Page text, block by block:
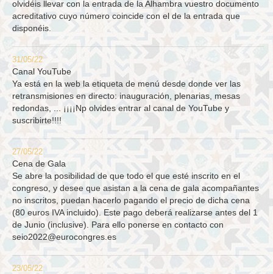
olvidéis llevar con la entrada de la Alhambra vuestro documento
acreditativo cuyo número coincide con el de la entrada que
disponéis.
31/05/22
Canal YouTube
Ya está en la web la etiqueta de menú desde donde ver las
retransmisiones en directo: inauguración, plenarias, mesas
redondas, ... ¡¡¡¡Np olvides entrar al canal de YouTube y
suscribirte!!!!
27/05/22
Cena de Gala
Se abre la posibilidad de que todo el que esté inscrito en el
congreso, y desee que asistan a la cena de gala acompañantes
no inscritos, puedan hacerlo pagando el precio de dicha cena
(80 euros IVA incluido). Este pago deberá realizarse antes del 1
de Junio (inclusive). Para ello ponerse en contacto con
seio2022@eurocongres.es
23/05/22